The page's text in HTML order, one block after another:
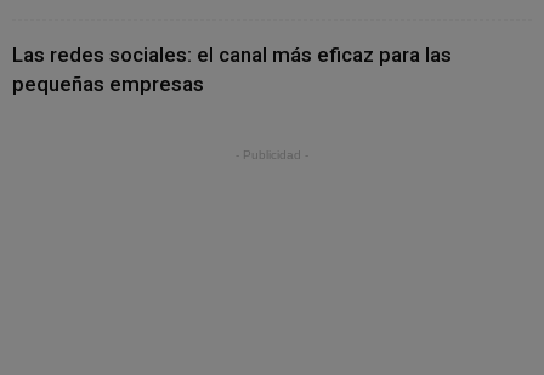
Las redes sociales: el canal más eficaz para las
pequeñas empresas
- Publicidad -